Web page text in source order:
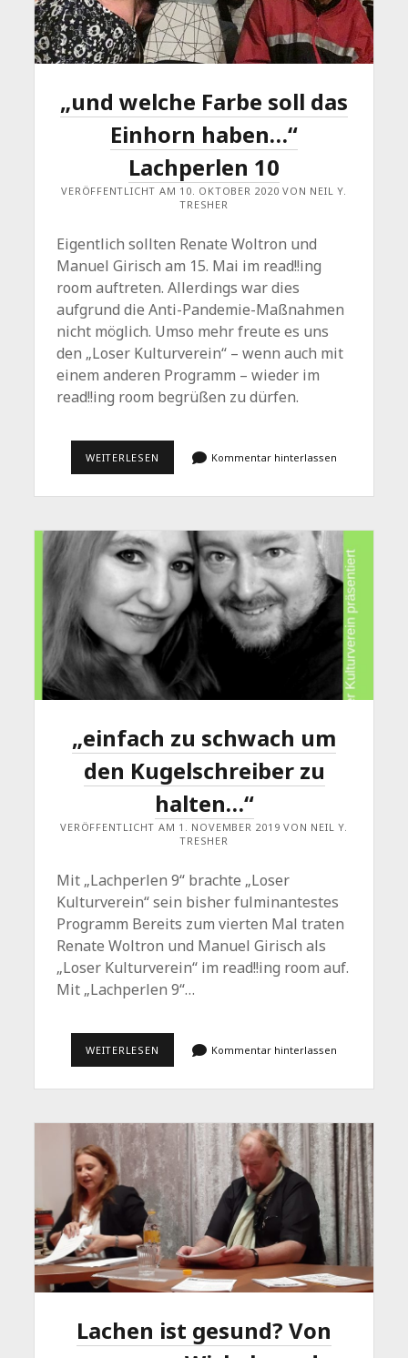
„und welche Farbe soll das
Einhorn haben…“
Lachperlen 10
VERÖFFENTLICHT AM 10. OKTOBER 2020 VON NEIL Y.
TRESHER
Eigentlich sollten Renate Woltron und
Manuel Girisch am 15. Mai im read!!ing
room auftreten. Allerdings war dies
aufgrund die Anti-Pandemie-Maßnahmen
nicht möglich. Umso mehr freute es uns
den „Loser Kulturverein“ – wenn auch mit
einem anderen Programm – wieder im
read!!ing room begrüßen zu dürfen.
WEITERLESEN
SOLL
HABEN…“
LACHPERLEN
10
Kommentar hinterlassen
„einfach zu schwach um
den Kugelschreiber zu
halten…“
VERÖFFENTLICHT AM 1. NOVEMBER 2019 VON NEIL Y.
TRESHER
Mit „Lachperlen 9“ brachte „Loser
Kulturverein“ sein bisher fulminantestes
Programm Bereits zum vierten Mal traten
Renate Woltron und Manuel Girisch als
„Loser Kulturverein“ im read!!ing room auf.
Mit „Lachperlen 9“…
WEITERLESEN „EINFACH
UM
ZU
HALTEN…“
Kommentar hinterlassen
Lachen ist gesund? Von